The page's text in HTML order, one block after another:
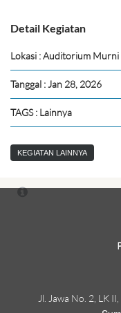
Detail Kegiatan
Lokasi : Auditorium
Tanggal : Jan 28, 2026
TAGS : Lainnya
KEGIATAN LAINNYA
Jl. Jawa No. 2, LK